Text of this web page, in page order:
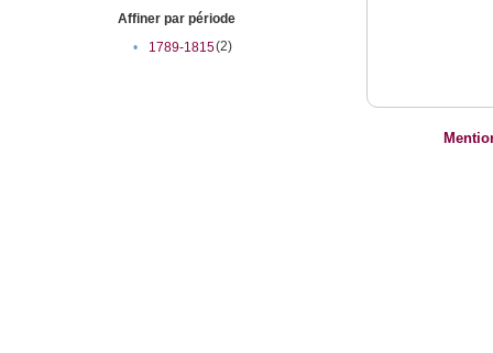
Affiner par période
•
1789-1815(2)